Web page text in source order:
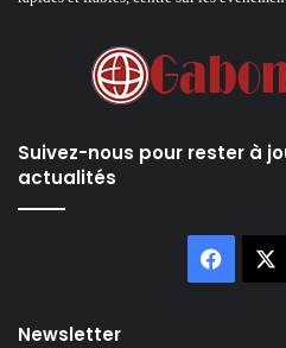
Suivez-nous pour rester à
actualités
Newsletter